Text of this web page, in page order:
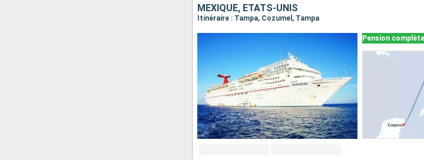
MEXIQUE, ÉTATS-UNIS
Itinéraire : Tampa, Cozumel, Tampa
Pension complète